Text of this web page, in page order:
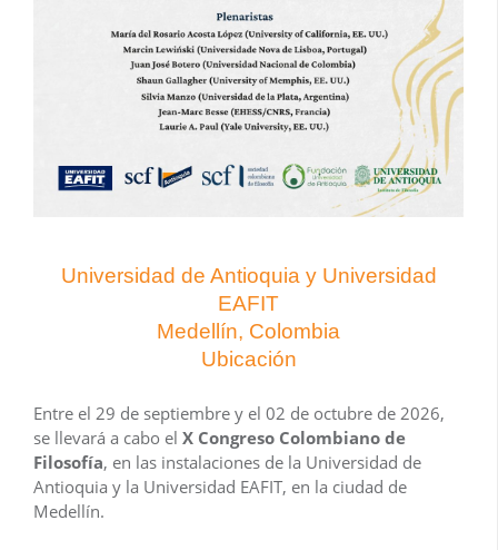
Universidad de Antioquia y Universidad
EAFIT
Medellín, Colombia
Ubicación
Entre el 29 de septiembre y el 02 de octubre de 2026,
se llevará a cabo el X Congreso Colombiano de
Filosofía, en las instalaciones de la Universidad de
Antioquia y la Universidad EAFIT, en la ciudad de
Medellín.